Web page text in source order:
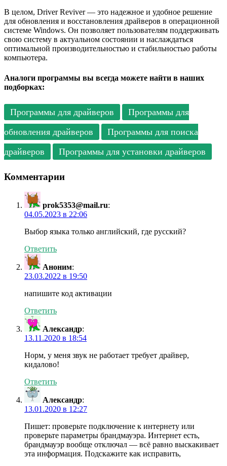
В целом, Driver Reviver — это надежное и удобное решение
для обновления и восстановления драйверов в операционной
системе Windows. Он позволяет пользователям поддерживать
свою систему в актуальном состоянии и наслаждаться
оптимальной производительностью и стабильностью работы
компьютера.
Аналоги программы вы всегда можете найти в наших
подборках:
Программы для драйверов
Программы для
обновления драйверов
Программы для поиска
драйверов
Программы для установки драйверов
Комментарии
prok5353@mail.ru:
04.05.2023 в 22:06
Выбор языка только английский, где русский?
Ответить
Аноним:
23.03.2022 в 19:50
напишите код активации
Ответить
Александр:
13.11.2020 в 18:54
Норм, у меня звук не работает требует драйвер,
кидалово!
Ответить
Александр:
13.01.2020 в 12:27
Пишет: проверьте подключение к интернету или
проверьте параметры брандмауэра. Интернет есть,
брандмауэр вообще отключал — всё равно выскакивает
эта информация. Подскажите как исправить,